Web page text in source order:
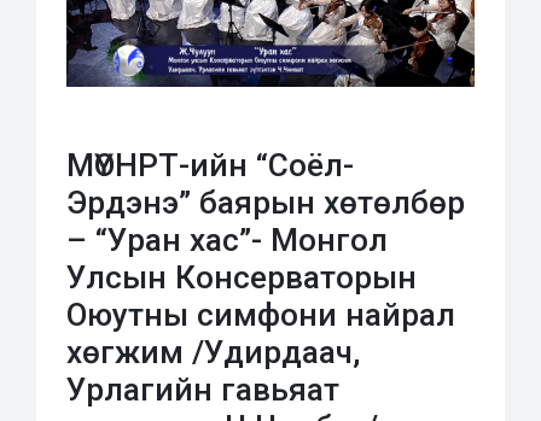
МҮОНРТ-ийн “Соёл-
Эрдэнэ” баярын хөтөлбөр
– “Уран хас”- Монгол
Улсын Консерваторын
Оюутны симфони найрал
хөгжим /Удирдаач,
Урлагийн гавьяат